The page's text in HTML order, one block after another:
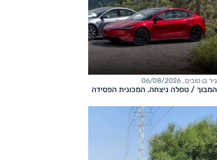
ניר בן טובים , 06/08/2026
המבוך / טסלה ניצחה. המכונית הפסידה